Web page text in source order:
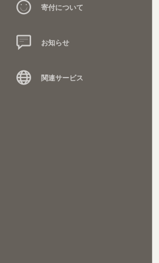
寄付について
お知らせ
関連サービス